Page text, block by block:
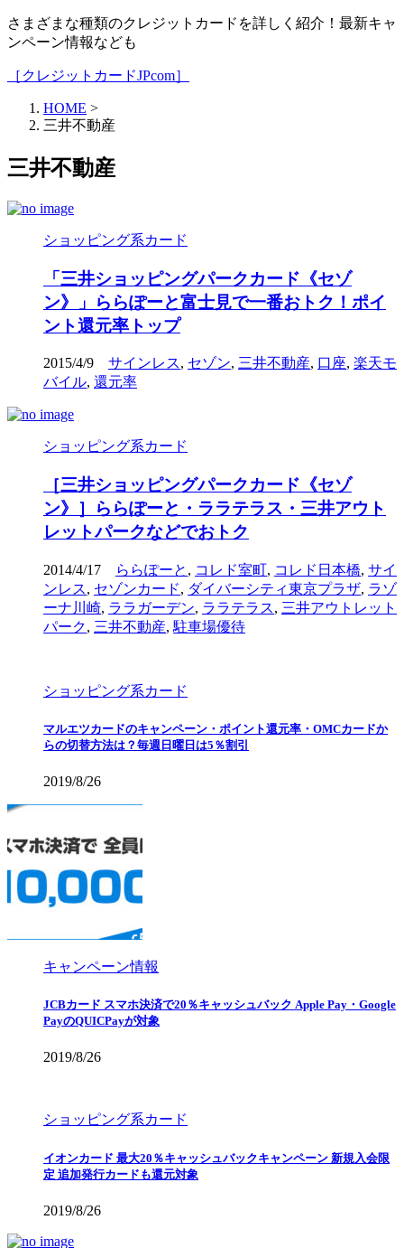
さまざまな種類のクレジットカードを詳しく紹介！最新キャ
ンペーン情報なども
［クレジットカードJPcom］
HOME >
三井不動産
三井不動産
ショッピング系カード
「三井ショッピングパークカード《セゾ
ン》」ららぽーと富士見で一番おトク！ポイ
ント還元率トップ
2015/4/9 サインレス, セゾン, 三井不動産, 口座, 楽天モ
バイル, 還元率
ショッピング系カード
［三井ショッピングパークカード《セゾ
ン》］ららぽーと・ララテラス・三井アウト
レットパークなどでおトク
2014/4/17 ららぽーと , コレド室町, コレド日本橋, サイ
ンレス, セゾンカード, ダイバーシティ東京プラザ, ラゾ
ーナ川崎, ララガーデン, ララテラス, 三井アウトレット
パーク, 三井不動産, 駐車場優待
ショッピング系カード
マルエツカードのキャンペーン・ポイント還元率・OMCカードか
らの切替方法は？毎週日曜日は5％割引
2019/8/26
キャンペーン情報
JCBカード スマホ決済で20％キャッシュバック Apple Pay・Google
PayのQUICPayが対象
2019/8/26
ショッピング系カード
イオンカード 最大20％キャッシュバックキャンペーン 新規入会限
定 追加発行カードも還元対象
2019/8/26